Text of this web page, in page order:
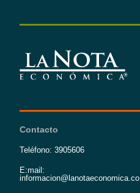
Contacto
Teléfono: 3905606
E:mail:
informacion@lanotaeconomica.co